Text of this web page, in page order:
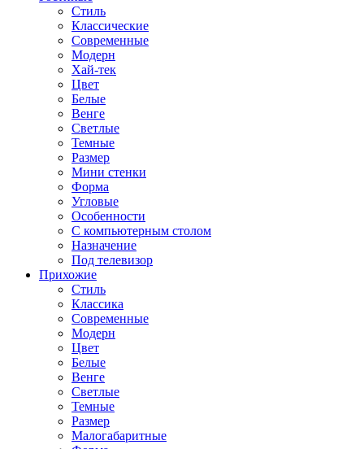
Стиль
Классические
Современные
Модерн
Хай-тек
Цвет
Белые
Венге
Светлые
Темные
Размер
Мини стенки
Форма
Угловые
Особенности
С компьютерным столом
Назначение
Под телевизор
Прихожие
Стиль
Классика
Современные
Модерн
Цвет
Белые
Венге
Светлые
Темные
Размер
Малогабаритные